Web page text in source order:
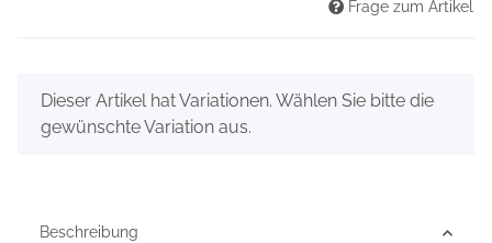
Frage zum Artikel
x
Dieser Artikel hat Variationen. Wählen Sie bitte die
gewünschte Variation aus.
Beschreibung